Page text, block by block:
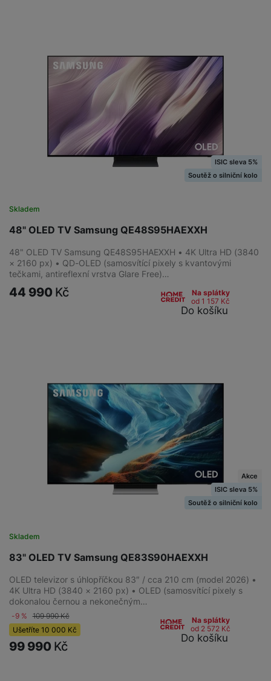
48" OLED TV Samsung QE48S95HAEXXH
Skladem
ISIC sleva 5%
Soutěž o silniční kolo
48" OLED TV Samsung QE48S95HAEXXH • 4K Ultra HD (3840
× 2160 px) • QD-OLED (samosvítící pixely s kvantovými
tečkami, antireflexní vrstva Glare Free)…
44 990 Kč
Na splátky
od 1 157 Kč
Do košíku
83" OLED TV Samsung QE83S90HAEXXH
Skladem
Akce
ISIC sleva 5%
Soutěž o silniční kolo
OLED televizor s úhlopříčkou 83″ / cca 210 cm (model 2026) •
4K Ultra HD (3840 × 2160 px) • OLED (samosvítící pixely s
dokonalou černou a nekonečným…
-9 % 109 990Kč
Ušetříte 10 000 Kč
99 990 Kč
Na splátky
od 2 572 Kč
Do košíku